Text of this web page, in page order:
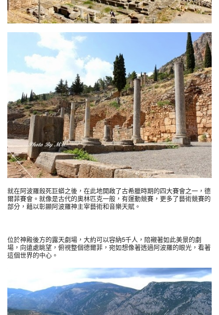
就在阿波羅殺死巨蟒之後，在此地開啟了古希臘時期的四大賽會之一，德
爾菲賽會。就像是古代的奧林匹克一般，有運動競賽，更多了藝術競賽的
部分，藉以彰顯阿波羅神主宰藝術和音樂天賦。
位於神殿後方的露天劇場，大約可以容納5千人，陪襯著如此美景的劇
場，向遠處眺望，俯視整個德爾菲，宛如想像著透過阿波羅的眼光，看著
這個世界的中心。